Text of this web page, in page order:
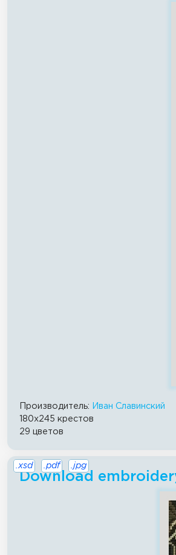
Производитель:
Иван Славинский
180x245 крестов
29 цветов
Download
.xsd .pdf .jpg